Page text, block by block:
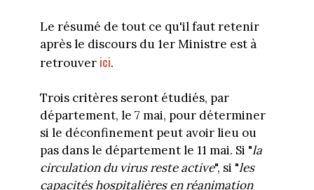
Le résumé de tout ce qu'il faut retenir
après le discours du 1er Ministre est à
retrouver ici.
Trois critères seront étudiés, par
département, le 7 mai, pour déterminer
si le déconfinement peut avoir lieu ou
pas dans le département le 11 mai. Si "la
circulation du virus reste active", si "les
capacités hospitalières en réanimation